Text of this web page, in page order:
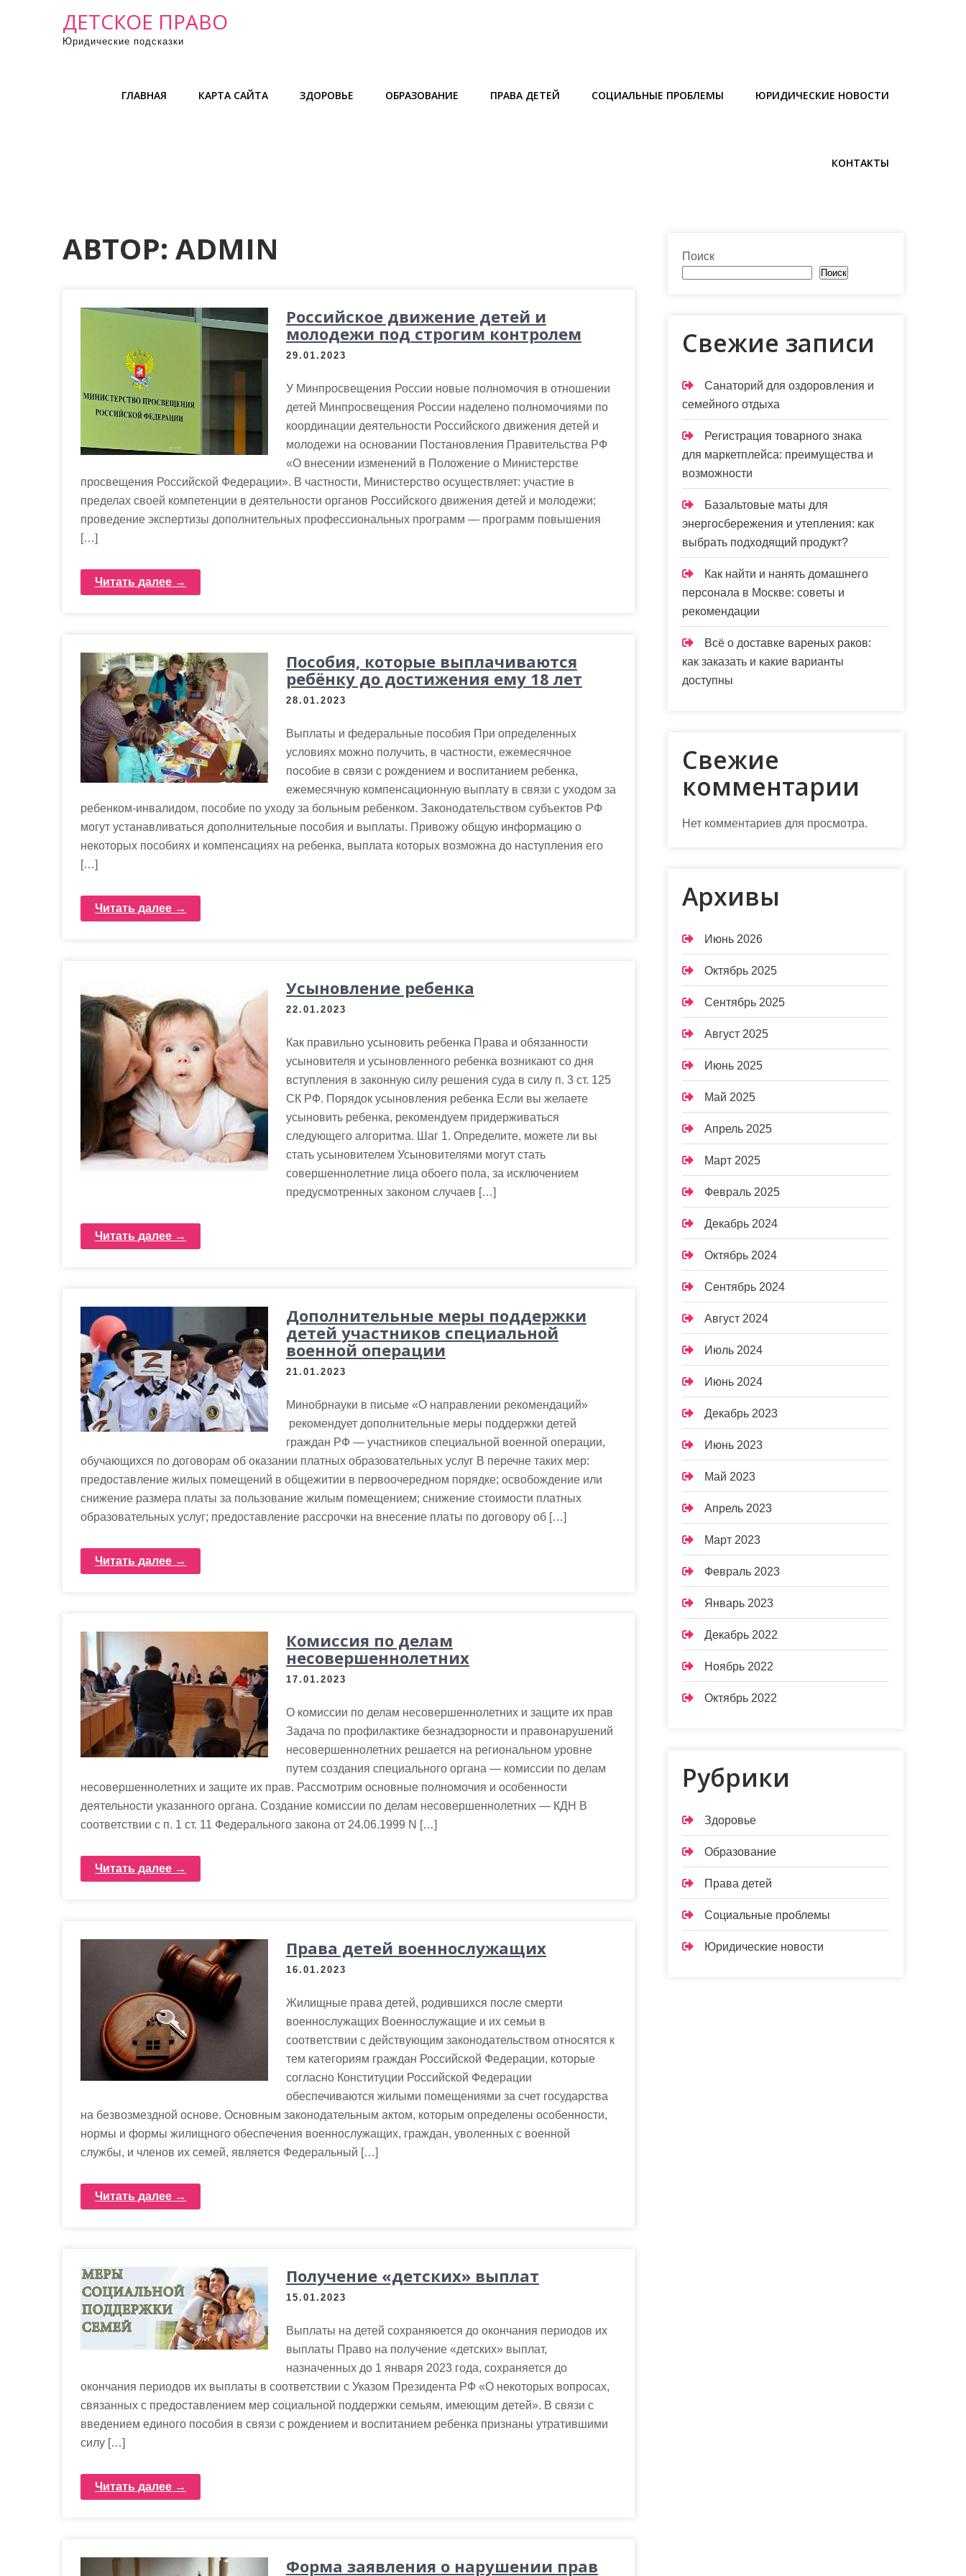
ДЕТСКОЕ ПРАВО
Юридические подсказки
ГЛАВНАЯ КАРТА САЙТА ЗДОРОВЬЕ ОБРАЗОВАНИЕ ПРАВА ДЕТЕЙ СОЦИАЛЬНЫЕ ПРОБЛЕМЫ ЮРИДИЧЕСКИЕ НОВОСТИ
КОНТАКТЫ
АВТОР: ADMIN
Российское движение детей и
молодежи под строгим контролем
29.01.2023
У Минпросвещения России новые полномочия в отношении
детей Минпросвещения России наделено полномочиями по
координации деятельности Российского движения детей и
молодежи на основании Постановления Правительства РФ
«О внесении изменений в Положение о Министерстве
просвещения Российской Федерации». В частности, Министерство осуществляет: участие в
пределах своей компетенции в деятельности органов Российского движения детей и молодежи;
проведение экспертизы дополнительных профессиональных программ — программ повышения
[…]
Читать далее →
Пособия, которые выплачиваются
ребёнку до достижения ему 18 лет
28.01.2023
Выплаты и федеральные пособия При определенных
условиях можно получить, в частности, ежемесячное
пособие в связи с рождением и воспитанием ребенка,
ежемесячную компенсационную выплату в связи с уходом за
ребенком-инвалидом, пособие по уходу за больным ребенком. Законодательством субъектов РФ
могут устанавливаться дополнительные пособия и выплаты. Привожу общую информацию о
некоторых пособиях и компенсациях на ребенка, выплата которых возможна до наступления его
[…]
Читать далее →
Усыновление ребенка
22.01.2023
Как правильно усыновить ребенка Права и обязанности
усыновителя и усыновленного ребенка возникают со дня
вступления в законную силу решения суда в силу п. 3 ст. 125
СК РФ. Порядок усыновления ребенка Если вы желаете
усыновить ребенка, рекомендуем придерживаться
следующего алгоритма. Шаг 1. Определите, можете ли вы
стать усыновителем Усыновителями могут стать
совершеннолетние лица обоего пола, за исключением
предусмотренных законом случаев […]
Читать далее →
Дополнительные меры поддержки
детей участников специальной
военной операции
21.01.2023
Минобрнауки в письме «О направлении рекомендаций»
рекомендует дополнительные меры поддержки детей
граждан РФ — участников специальной военной операции,
обучающихся по договорам об оказании платных образовательных услуг В перечне таких мер:
предоставление жилых помещений в общежитии в первоочередном порядке; освобождение или
снижение размера платы за пользование жилым помещением; снижение стоимости платных
образовательных услуг; предоставление рассрочки на внесение платы по договору об […]
Читать далее →
Комиссия по делам
несовершеннолетних
17.01.2023
О комиссии по делам несовершеннолетних и защите их прав
Задача по профилактике безнадзорности и правонарушений
несовершеннолетних решается на региональном уровне
путем создания специального органа — комиссии по делам
несовершеннолетних и защите их прав. Рассмотрим основные полномочия и особенности
деятельности указанного органа. Создание комиссии по делам несовершеннолетних — КДН В
соответствии с п. 1 ст. 11 Федерального закона от 24.06.1999 N […]
Читать далее →
Права детей военнослужащих
16.01.2023
Жилищные права детей, родившихся после смерти
военнослужащих Военнослужащие и их семьи в
соответствии с действующим законодательством относятся к
тем категориям граждан Российской Федерации, которые
согласно Конституции Российской Федерации
обеспечиваются жилыми помещениями за счет государства
на безвозмездной основе. Основным законодательным актом, которым определены особенности,
нормы и формы жилищного обеспечения военнослужащих, граждан, уволенных с военной
службы, и членов их семей, является Федеральный […]
Читать далее →
Получение «детских» выплат
15.01.2023
Выплаты на детей сохраняюется до окончания периодов их
выплаты Право на получение «детских» выплат,
назначенных до 1 января 2023 года, сохраняется до
окончания периодов их выплаты в соответствии с Указом Президента РФ «О некоторых вопросах,
связанных с предоставлением мер социальной поддержки семьям, имеющим детей». В связи с
введением единого пособия в связи с рождением и воспитанием ребенка признаны утратившими
силу […]
Читать далее →
Форма заявления о нарушении прав
Поиск
Поиск
Свежие записи
Санаторий для оздоровления и
семейного отдыха
Регистрация товарного знака
для маркетплейса: преимущества и
возможности
Базальтовые маты для
энергосбережения и утепления: как
выбрать подходящий продукт?
Как найти и нанять домашнего
персонала в Москве: советы и
рекомендации
Всё о доставке вареных раков:
как заказать и какие варианты
доступны
Свежие
комментарии
Нет комментариев для просмотра.
Архивы
Июнь 2026
Октябрь 2025
Сентябрь 2025
Август 2025
Июнь 2025
Май 2025
Апрель 2025
Март 2025
Февраль 2025
Декабрь 2024
Октябрь 2024
Сентябрь 2024
Август 2024
Июль 2024
Июнь 2024
Декабрь 2023
Июнь 2023
Май 2023
Апрель 2023
Март 2023
Февраль 2023
Январь 2023
Декабрь 2022
Ноябрь 2022
Октябрь 2022
Рубрики
Здоровье
Образование
Права детей
Социальные проблемы
Юридические новости